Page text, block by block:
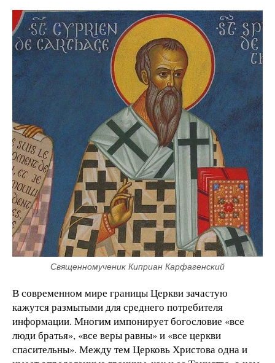
Священномученик Киприан Карфагенский
В современном мире границы Церкви зачастую
кажутся размытыми для среднего потребителя
информации. Многим импонирует богословие «все
люди братья», «все веры равны» и «все церкви
спасительны». Между тем Церковь Христова одна и